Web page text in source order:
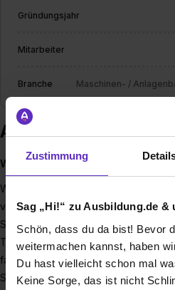
Zustimmung
Sag „Hi!“ zu Ausbildung.de &
Schön, dass du da bist! Bevor
weitermachen kannst, haben
Du hast vielleicht schon mal
Keine Sorge, das ist nicht
Gründungsjahr
Mitarbeiter
Branche Maschinen- /
Ausbildung bei
Wer wir sind
Wir sind Jebens, ein führender
von hochpräzisen Brennteilen und
Schweißkonstruktionen, die in
Tonnen gefertigt werden. Mit über
fast 150 engagierten
Standorten in Korntal-Münchingen